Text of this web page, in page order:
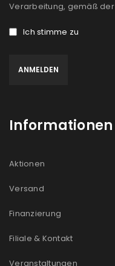
Verarbeitung, gemäß der
Ich stimme zu
Informationen
Aktionen
Versand
Finanzierung
Filiale & Kontakt
Veranstaltungen